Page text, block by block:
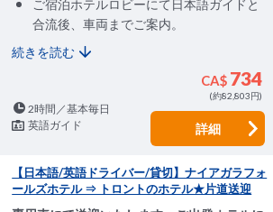
ご宿泊ホテルロビーにて日本語ガイドと
合流後、車両までご案内。
続きを読む
CA$ 734
(約82,803円)
2時間／基本毎日
英語ガイド
詳細
【日本語/英語ドライバー/貸切】ナイアガラフォ
ールズホテル ⇒ トロントのホテル★片道送迎